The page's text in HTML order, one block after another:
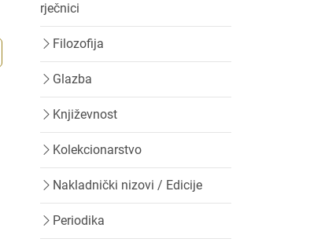
rječnici
Filozofija
Glazba
Književnost
Kolekcionarstvo
Nakladnički nizovi / Edicije
Periodika